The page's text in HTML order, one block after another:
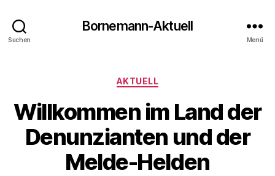
Suchen
Bornemann-Aktuell
Menü
Kategorien
AKTUELL
Willkommen im Land der
Denunzianten und der
Melde-Helden